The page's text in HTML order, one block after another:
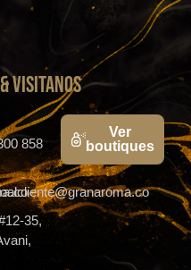
VISITANOS
858
35,
Ver
boutiques